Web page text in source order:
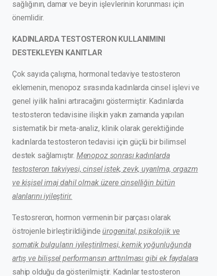
sağlığının, damar ve beyin işlevlerinin korunması için
önemlidir.
KADINLARDA TESTOSTERON KULLANIMINI
DESTEKLEYEN KANITLAR
Çok sayıda çalışma, hormonal tedaviye testosteron
eklemenin, menopoz sırasında kadınlarda cinsel işlevi ve
genel iyilik halini artıracağını göstermiştir. Kadınlarda
testosteron tedavisine ilişkin yakın zamanda yapılan
sistematik bir meta-analiz, klinik olarak gerektiğinde
kadınlarda testosteron tedavisi için güçlü bir bilimsel
destek sağlamıştır. Menopoz sonrası kadınlarda
testosteron takviyesi, cinsel istek, zevk, uyarılma, orgazm
ve kişisel imaj dahil olmak üzere cinselliğin bütün
alanlarını iyileştirir.
Testosreron, hormon vermenin bir parçası olarak
östrojenle birleştirildiğindeürogenital, psikolojik ve
somatik bulguların iyileştirilmesi, kemik yoğunluğunda
artış ve bilişsel performansın arttırılması gibi ek faydalara
sahip olduğu da gösterilmiştir. Kadınlar testosteron